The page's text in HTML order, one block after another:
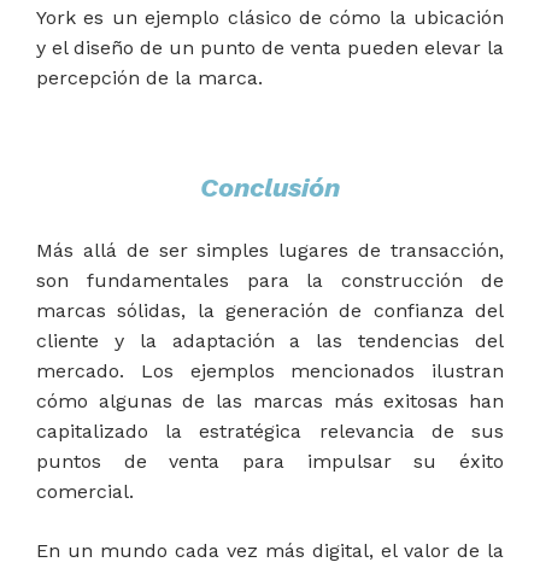
York es un ejemplo clásico de cómo la ubicación
y el diseño de un punto de venta pueden elevar la
percepción de la marca.
Conclusión
Más allá de ser simples lugares de transacción,
son fundamentales para la construcción de
marcas sólidas, la generación de confianza del
cliente y la adaptación a las tendencias del
mercado. Los ejemplos mencionados ilustran
cómo algunas de las marcas más exitosas han
capitalizado la estratégica relevancia de sus
puntos de venta para impulsar su éxito
comercial.
En un mundo cada vez más digital, el valor de la